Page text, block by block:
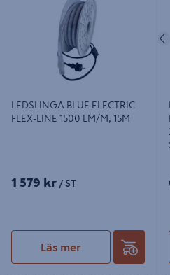
LEDSLINGA BLUE ELECTRIC
FLEX-LINE 1500 LM/M, 15M
1 579 kr / ST
Läs mer